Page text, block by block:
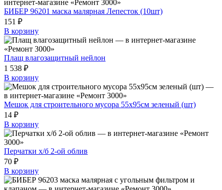
БИБЕР 96201 маска малярная Лепесток (10шт)
151 ₽
В корзину
Плащ влагозащитный нейлон
1 538 ₽
В корзину
Мешок для строительного мусора 55х95см зеленый (шт)
14 ₽
В корзину
Перчатки х/б 2-ой облив
70 ₽
В корзину